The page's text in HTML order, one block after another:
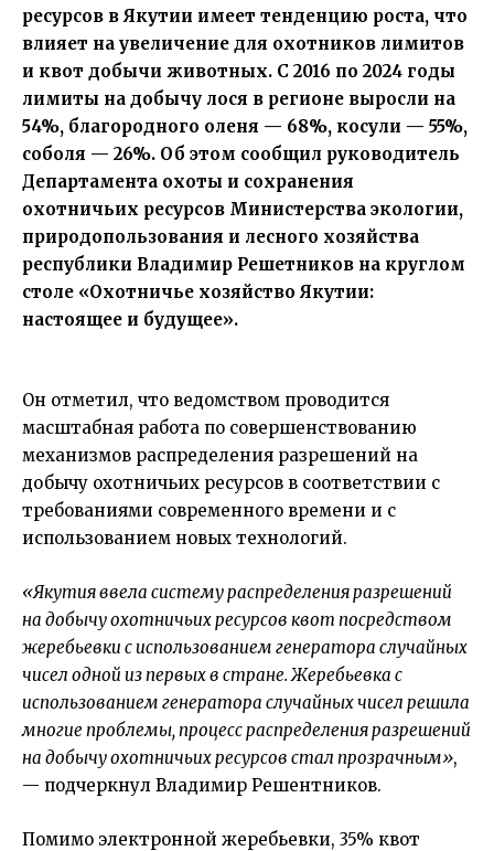
ресурсов в Якутии имеет тенденцию роста, что
влияет на увеличение для охотников лимитов
и квот добычи животных. С 2016 по 2024 годы
лимиты на добычу лося в регионе выросли на
54%, благородного оленя — 68%, косули — 55%,
соболя — 26%. Об этом сообщил руководитель
Департамента охоты и сохранения
охотничьих ресурсов Министерства экологии,
природопользования и лесного хозяйства
республики Владимир Решетников на круглом
столе «Охотничье хозяйство Якутии:
настоящее и будущее».
Он отметил, что ведомством проводится
масштабная работа по совершенствованию
механизмов распределения разрешений на
добычу охотничьих ресурсов в соответствии с
требованиями современного времени и с
использованием новых технологий.
«Якутия ввела систему распределения разрешений
на добычу охотничьих ресурсов квот посредством
жеребьевки с использованием генератора случайных
чисел одной из первых в стране. Жеребьевка с
использованием генератора случайных чисел решила
многие проблемы, процесс распределения разрешений
на добычу охотничьих ресурсов стал прозрачным»,
— подчеркнул Владимир Решентников.
Помимо электронной жеребьевки, 35% квот